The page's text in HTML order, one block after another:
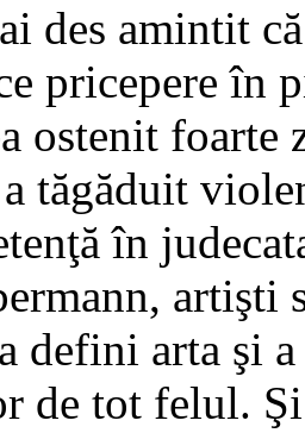
des amintit
pricepere în
ostenit foarte
tăgăduit
în
artişti
defini arta şi a
de tot felul.